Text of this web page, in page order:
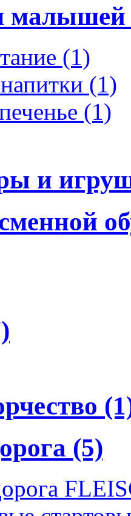
малышей
(1)
(1)
(1)
и
(5)